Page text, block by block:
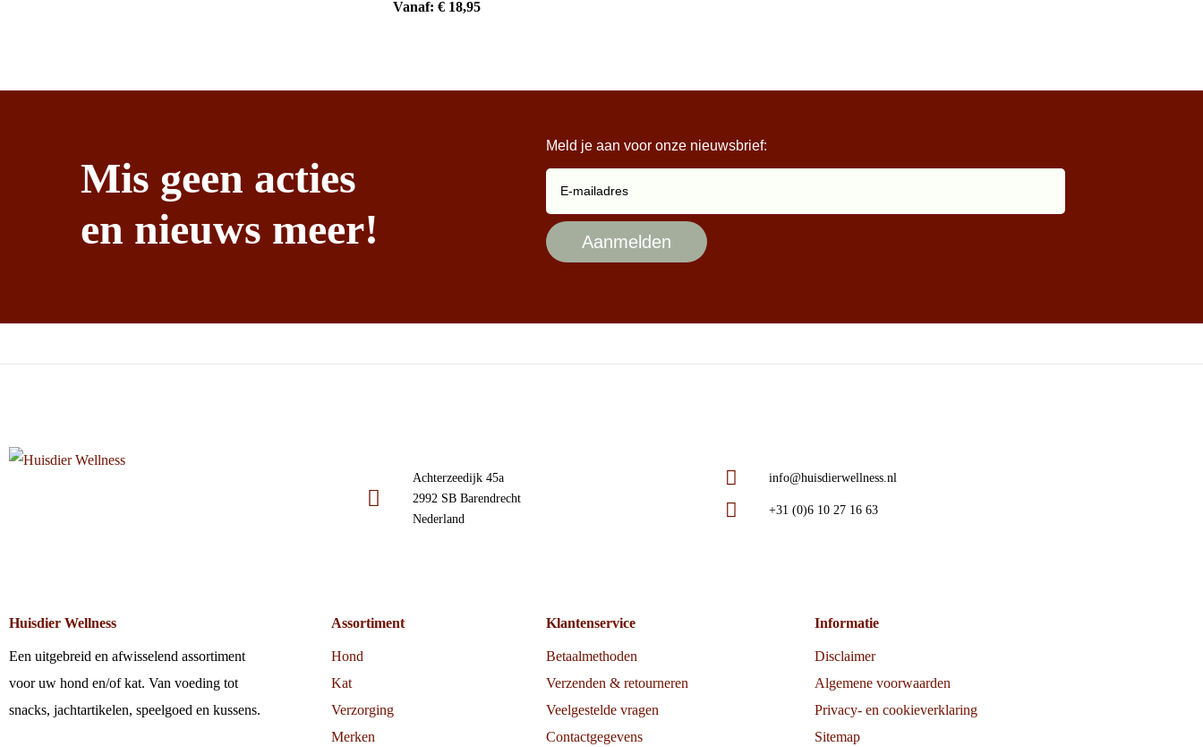
Vanaf:€ 18,95
Mis geen acties
en nieuws meer!
Meld je aan voor onze nieuwsbrief:
Achterzeedijk 45a
2992 SB Barendrecht
Nederland
info@huisdierwellness.nl
+31 (0)6 10 27 16 63
Huisdier Wellness
Een uitgebreid en afwisselend assortiment
voor uw hond en/of kat. Van voeding tot
snacks, jachtartikelen, speelgoed en kussens.
Assortiment
Hond
Kat
Verzorging
Merken
Klantenservice
Betaalmethoden
Verzenden & retourneren
Veelgestelde vragen
Contactgegevens
Informatie
Disclaimer
Algemene voorwaarden
Privacy- en cookieverklaring
Sitemap